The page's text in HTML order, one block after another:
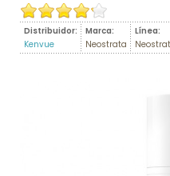
Distribuidor:
Kenvue
Marca:
Neostrata
Línea: